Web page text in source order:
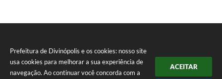
Prefeitura de Divinópolis e os cookies: nosso site
usa cookies para melhorar a sua experiência de
navegação. Ao continuar você concorda com a
ACEITAR